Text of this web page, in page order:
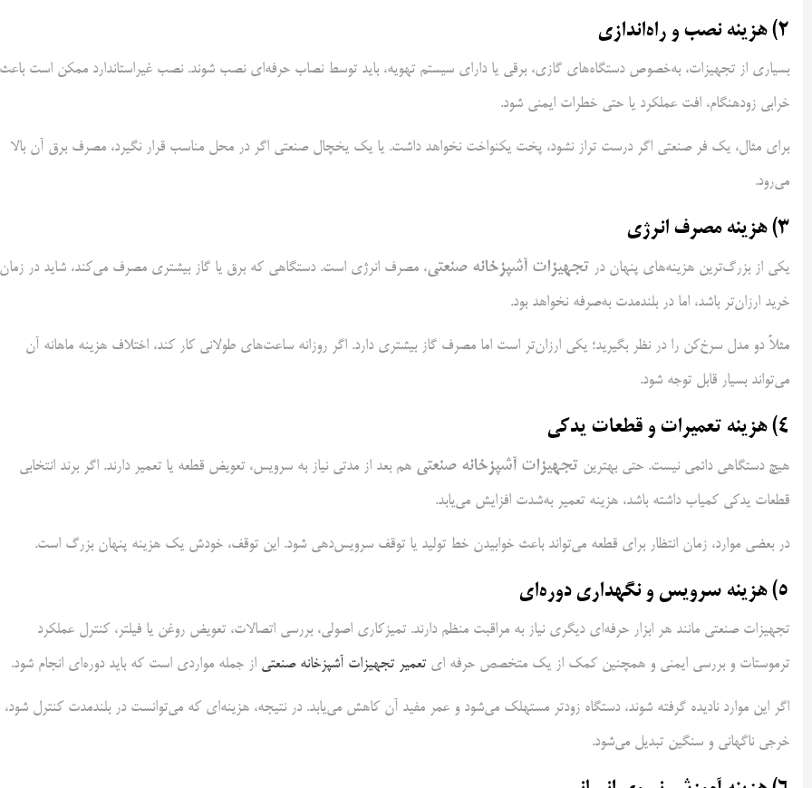
2) هزینه نصب و راه‌اندازی
بسیاری از تجهیزات، به‌خصوص دستگاه‌های گازی، برقی یا دارای سیستم تهویه، باید توسط نصاب حرفه‌ای نصب شوند. نصب غیراستاندارد ممکن است باعث
خرابی زودهنگام، افت عملکرد یا حتی خطرات ایمنی شود.
برای مثال، یک فر صنعتی اگر درست تراز نشود، پخت یکنواخت نخواهد داشت. یا یک یخچال صنعتی اگر در محل مناسب قرار نگیرد، مصرف برق آن بالا
می‌رود.
3) هزینه مصرف انرژی
یکی از بزرگ‌ترین هزینه‌های پنهان در تجهیزات آشپزخانه صنعتی، مصرف انرژی است. دستگاهی که برق یا گاز بیشتری مصرف می‌کند، شاید در زمان
خرید ارزان‌تر باشد، اما در بلندمدت به‌صرفه نخواهد بود.
مثلاً دو مدل سرخ‌کن را در نظر بگیرید؛ یکی ارزان‌تر است اما مصرف گاز بیشتری دارد. اگر روزانه ساعت‌های طولانی کار کند، اختلاف هزینه ماهانه آن
می‌تواند بسیار قابل توجه شود.
4) هزینه تعمیرات و قطعات یدکی
هیچ دستگاهی دائمی نیست. حتی بهترین تجهیزات آشپزخانه صنعتی هم بعد از مدتی نیاز به سرویس، تعویض قطعه یا تعمیر دارند. اگر برند انتخابی
قطعات یدکی کمیاب داشته باشد، هزینه تعمیر به‌شدت افزایش می‌یابد.
در بعضی موارد، زمان انتظار برای قطعه می‌تواند باعث خوابیدن خط تولید یا توقف سرویس‌دهی شود. این توقف، خودش یک هزینه پنهان بزرگ است.
5) هزینه سرویس و نگهداری دوره‌ای
تجهیزات صنعتی مانند هر ابزار حرفه‌ای دیگری نیاز به مراقبت منظم دارند. تمیزکاری اصولی، بررسی اتصالات، تعویض روغن یا فیلتر، کنترل عملکرد
ترموستات و بررسی ایمنی و همچنین کمک از یک متخصص حرفه ایتعمیر تجهیزات آشپزخانه صنعتی از جمله مواردی است که باید دوره‌ای انجام شود.
اگر این موارد نادیده گرفته شوند، دستگاه زودتر مستهلک می‌شود و عمر مفید آن کاهش می‌یابد. در نتیجه، هزینه‌ای که می‌توانست در بلندمدت کنترل شود،
خرجی ناگهانی و سنگین تبدیل می‌شود.